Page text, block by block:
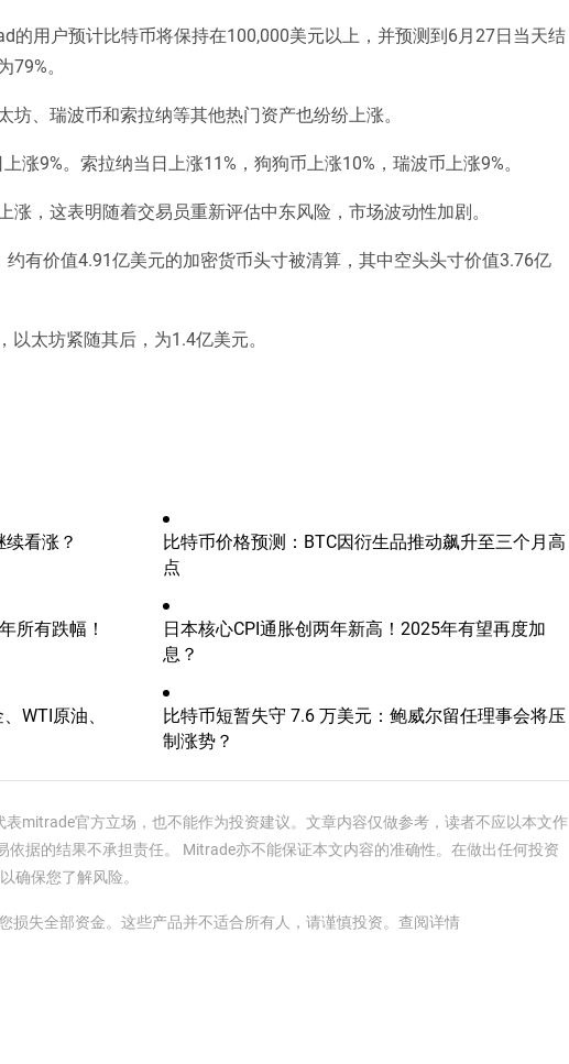
的用户预计比特币将保持在100,000美元以上，并预测到6月27日当天结
。
、瑞波币和索拉纳等其他热门资产也纷纷上涨。
涨9%。索拉纳当日上涨11%，狗狗币上涨10%，瑞波币上涨9%。
，这表明随着交易员重新评估中东风险，市场波动性加剧。
有价值4.91亿美元的加密货币头寸被清算，其中空头头寸价值3.76亿
太坊紧随其后，为1.4亿美元。
看涨？
比特币价格预测：BTC因衍生品推动飙升至三个月高
点
所有跌幅！
日本核心CPI通胀创两年新高！2025年有望再度加
息？
WTI原油、
比特币短暂失守 7.6 万美元：鲍威尔留任理事会将压
制涨势？
mitrade官方立场，也不能作为投资建议。文章内容仅做参考，读者不应以本文作
据的结果不承担责任。 Mitrade亦不能保证本文内容的准确性。在做出任何投资
确保您了解风险。
失全部资金。这些产品并不适合所有人，请谨慎投资。 查阅详情